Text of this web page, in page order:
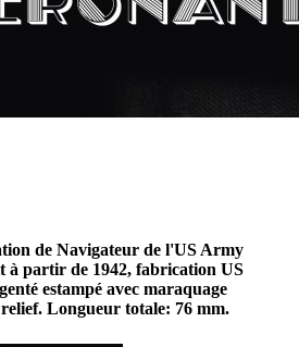
de Navigateur de l'US Army
partir de 1942, fabrication US
estampé avec maraquage
Longueur totale: 76 mm.